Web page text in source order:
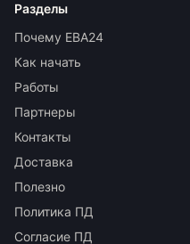
Разделы
Почему ЕВА24
Как начать
Работы
Партнеры
Контакты
Доставка
Полезно
Политика ПД
Согласие ПД